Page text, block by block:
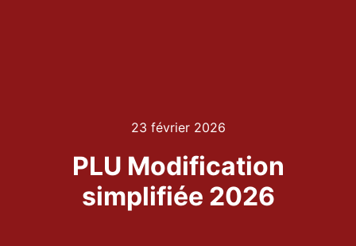
23 février 2026
PLU Modification
simplifiée 2026